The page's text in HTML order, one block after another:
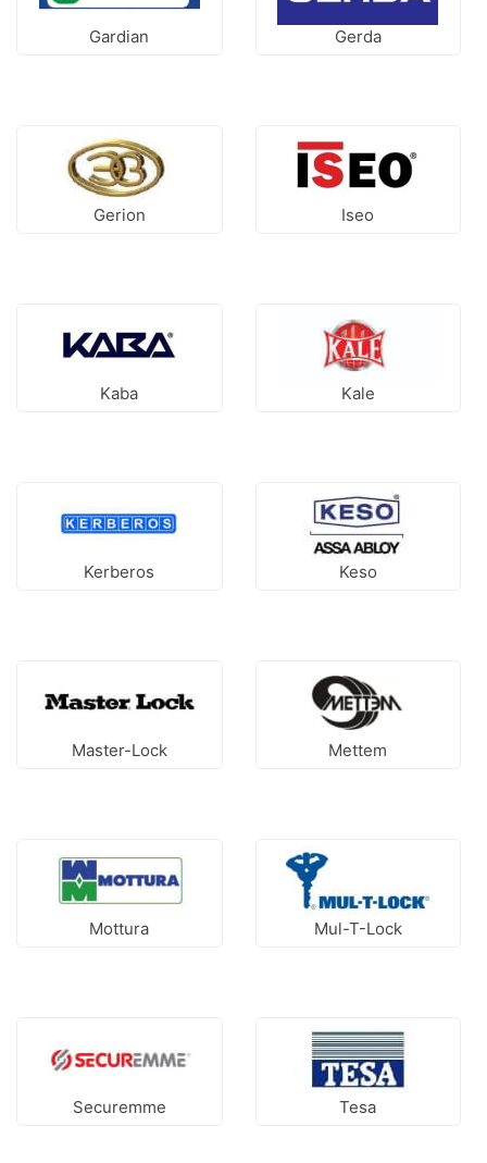
Gardian Gerda
Gerion Iseo
Kaba Kale
Kerberos Keso
Master-Lock Mettem
Mottura Mul-T-Lock
Securemme Tesa